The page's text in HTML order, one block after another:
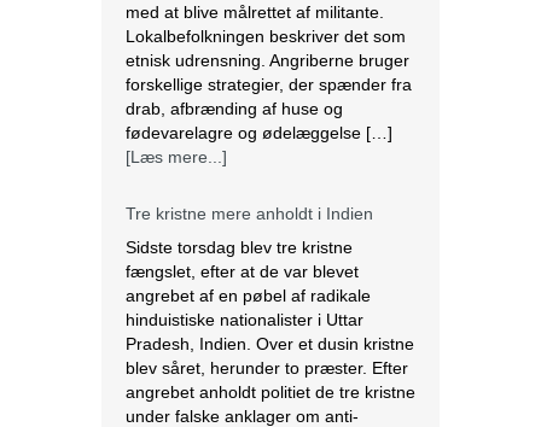
med at blive målrettet af militante.
Lokalbefolkningen beskriver det som
etnisk udrensning. Angriberne bruger
forskellige strategier, der spænder fra
drab, afbrænding af huse og
fødevarelagre og ødelæggelse […]
[Læs mere...]
Tre kristne mere anholdt i Indien
Sidste torsdag blev tre kristne
fængslet, efter at de var blevet
angrebet af en pøbel af radikale
hinduistiske nationalister i Uttar
Pradesh, Indien. Over et dusin kristne
blev såret, herunder to præster. Efter
angrebet anholdt politiet de tre kristne
under falske anklager om anti-